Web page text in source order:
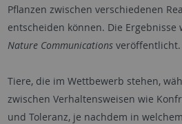
Pflanzen zwischen verschiedenen
entscheiden können. Die Ergebnisse
Nature Communicationsveröffentlicht.
Tiere, die im Wettbewerb stehen,
zwischen Verhaltensweisen wie
und Toleranz, je nachdem in